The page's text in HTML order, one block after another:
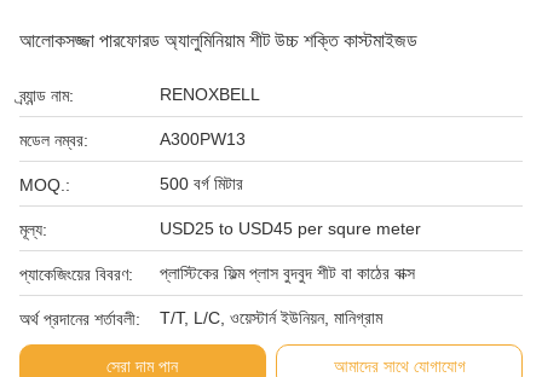
আলোকসজ্জা পারফোরড অ্যালুমিনিয়াম শীট উচ্চ শক্তি কাস্টমাইজড
ব্র্যান্ড নাম: RENOXBELL
মডেল নম্বর: A300PW13
MOQ.: 500 বর্গ মিটার
মূল্য: USD25 to USD45 per squre meter
প্যাকেজিংয়ের বিবরণ: প্লাস্টিকের ফিল্ম প্লাস বুদবুদ শীট বা কাঠের বাক্স
অর্থ প্রদানের শর্তাবলী: T/T, L/C, ওয়েস্টার্ন ইউনিয়ন, মানিগ্রাম
সেরা দাম পান আমাদের সাথে যোগাযোগ